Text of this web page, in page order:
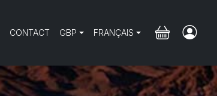
CONTACT GBP FRANÇAIS